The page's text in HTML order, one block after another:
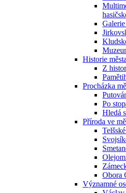
Historie města
Z
Procházka
Po
Hledá
Příroda ve
Obora
Významné